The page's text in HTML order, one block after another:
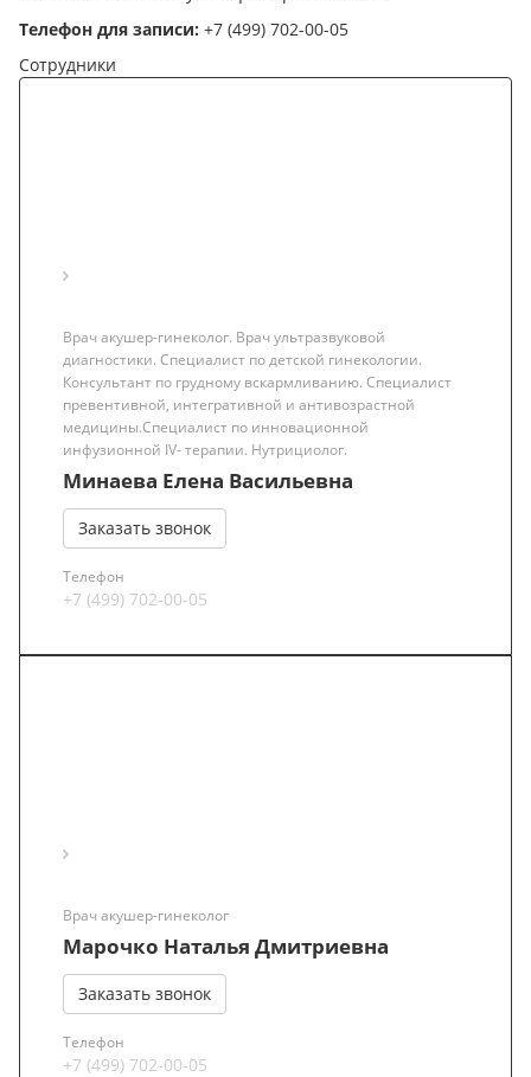
Телефон для записи: +7 (499) 702-00-05
Сотрудники
Врач акушер-гинеколог. Врач ультразвуковой
диагностики. Специалист по детской гинекологии.
Консультант по грудному вскармливанию. Специалист
превентивной, интегративной и антивозрастной
медицины.Специалист по инновационной
инфузионной IV- терапии. Нутрициолог.
Минаева Елена Васильевна
Заказать звонок
Телефон
+7 (499) 702-00-05
Врач акушер-гинеколог
Марочко Наталья Дмитриевна
Заказать звонок
Телефон
+7 (499) 702-00-05